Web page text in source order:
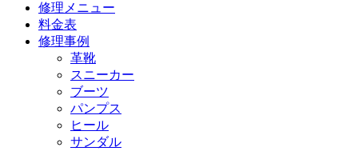
修理メニュー
料金表
修理事例
革靴
スニーカー
ブーツ
パンプス
ヒール
サンダル